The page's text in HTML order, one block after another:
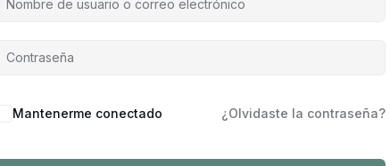
Mantenerme conectado ¿Olvidaste la contraseña?